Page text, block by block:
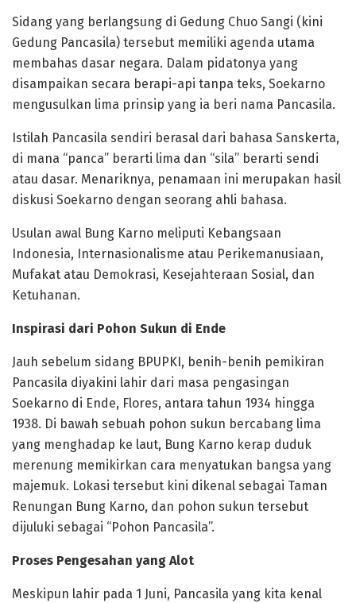
Sidang yang berlangsung di Gedung Chuo Sangi (kini
Gedung Pancasila) tersebut memiliki agenda utama
membahas dasar negara. Dalam pidatonya yang
disampaikan secara berapi-api tanpa teks, Soekarno
mengusulkan lima prinsip yang ia beri nama Pancasila.
Istilah Pancasila sendiri berasal dari bahasa Sanskerta,
di mana “panca” berarti lima dan “sila” berarti sendi
atau dasar. Menariknya, penamaan ini merupakan hasil
diskusi Soekarno dengan seorang ahli bahasa.
Usulan awal Bung Karno meliputi Kebangsaan
Indonesia, Internasionalisme atau Perikemanusiaan,
Mufakat atau Demokrasi, Kesejahteraan Sosial, dan
Ketuhanan.
Inspirasi dari Pohon Sukun di Ende
Jauh sebelum sidang BPUPKI, benih-benih pemikiran
Pancasila diyakini lahir dari masa pengasingan
Soekarno di Ende, Flores, antara tahun 1934 hingga
1938. Di bawah sebuah pohon sukun bercabang lima
yang menghadap ke laut, Bung Karno kerap duduk
merenung memikirkan cara menyatukan bangsa yang
majemuk. Lokasi tersebut kini dikenal sebagai Taman
Renungan Bung Karno, dan pohon sukun tersebut
dijuluki sebagai “Pohon Pancasila”.
Proses Pengesahan yang Alot
Meskipun lahir pada 1 Juni, Pancasila yang kita kenal